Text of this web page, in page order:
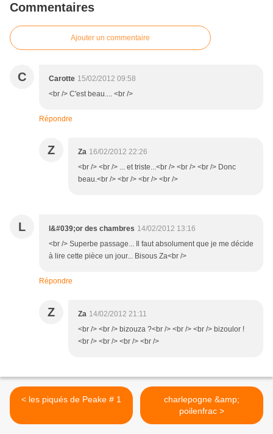
Commentaires
Ajouter un commentaire
C Carotte 15/02/2012 09:58
<br /> C'est beau.... <br />
Répondre
Z Za 16/02/2012 22:26
<br /> <br /> ... et triste...<br /> <br /> <br /> Donc
beau.<br /> <br /> <br /> <br />
L l&#039;or des chambres 14/02/2012 13:16
<br /> Superbe passage... Il faut absolument que je me décide
à lire cette pièce un jour... Bisous Za<br />
Répondre
Z Za 14/02/2012 21:11
<br /> <br /> bizouza ?<br /> <br /> <br /> bizoulor !
<br /> <br /> <br /> <br />
< les piqués de Peake # 1
charlepogne &amp;
poilenfrac >